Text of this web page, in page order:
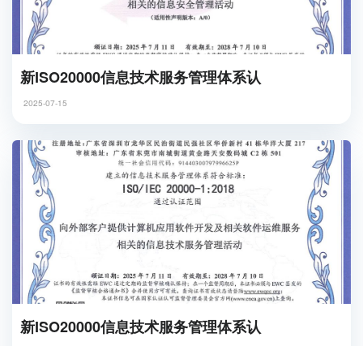
新ISO20000信息技术服务管理体系认
2025-07-15
新ISO20000信息技术服务管理体系认